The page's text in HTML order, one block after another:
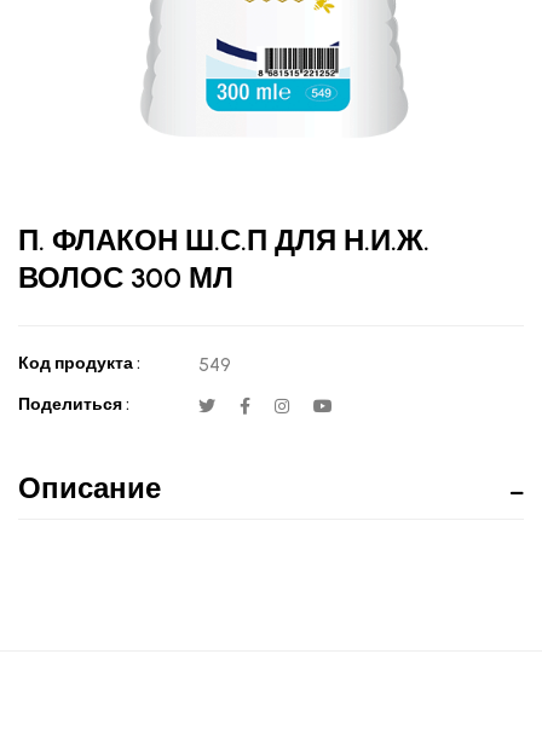
П. ФЛАКОН Ш.С.П ДЛЯ Н.И.Ж.
ВОЛОС 300 МЛ
Код продукта : 549
Поделиться :
Описание